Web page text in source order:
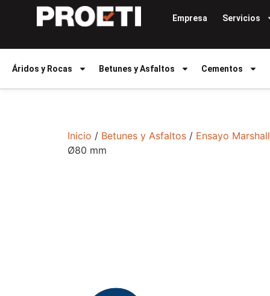
Empresa Servicios
Áridos y Rocas Betunes y Asfaltos Cementos
Inicio / Betunes y Asfaltos / Ensayo Marshall
Ø80 mm